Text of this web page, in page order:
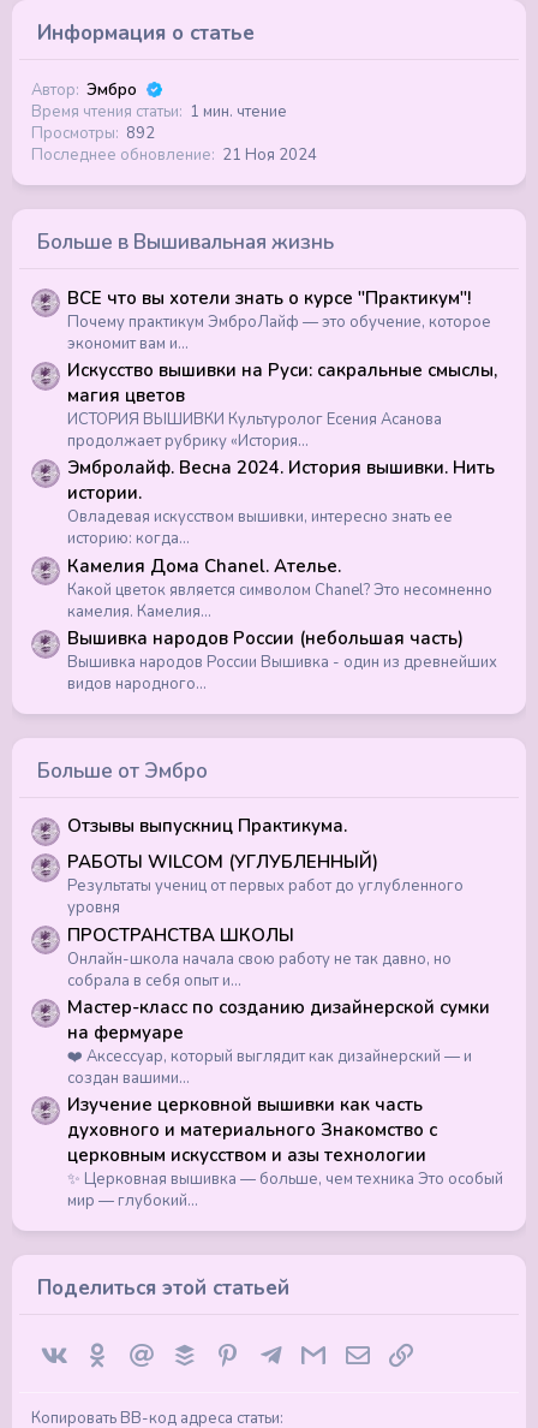
Информация о статье
Автор Эмбро
Время чтения статьи
1 мин. чтение
Просмотры
892
Последнее обновление
21 Ноя 2024
Больше в Вышивальная жизнь
ВСЕ что вы хотели знать о курсе "Практикум"!
Почему практикум ЭмброЛайф — это обучение, которое
экономит вам и...
Искусство вышивки на Руси: сакральные смыслы,
магия цветов
ИСТОРИЯ ВЫШИВКИ Культуролог Есения Асанова
продолжает рубрику «История...
Эмбролайф. Весна 2024. История вышивки. Нить
истории.
Овладевая искусством вышивки, интересно знать ее
историю: когда...
Камелия Дома Chanel. Ателье.
Какой цветок является символом Chanel? Это несомненно
камелия. Камелия...
Вышивка народов России (небольшая часть)
Вышивка народов России Вышивка - один из древнейших
видов народного...
Больше от Эмбро
Отзывы выпускниц Практикума.
РАБОТЫ WILCOM (УГЛУБЛЕННЫЙ)
Результаты учениц от первых работ до углубленного
уровня
ПРОСТРАНСТВА ШКОЛЫ
Онлайн-школа начала свою работу не так давно, но
собрала в себя опыт и...
Мастер-класс по созданию дизайнерской сумки
на фермуаре
❤️ Аксессуар, который выглядит как дизайнерский — и
создан вашими...
Изучение церковной вышивки как часть
духовного и материального Знакомство с
церковным искусством и азы технологии
✨ Церковная вышивка — больше, чем техника Это особый
мир — глубокий...
Поделиться этой статьей
VkontakteOdnoklassniki
Mail.ru Buffer PinterestTelegram
Gmail Электронная почта
Копировать BB-код адреса статьи